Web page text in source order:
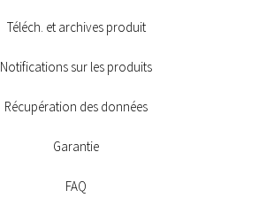
Téléch. et archives produit
Notifications sur les produits
Récupération des données
Garantie
FAQ